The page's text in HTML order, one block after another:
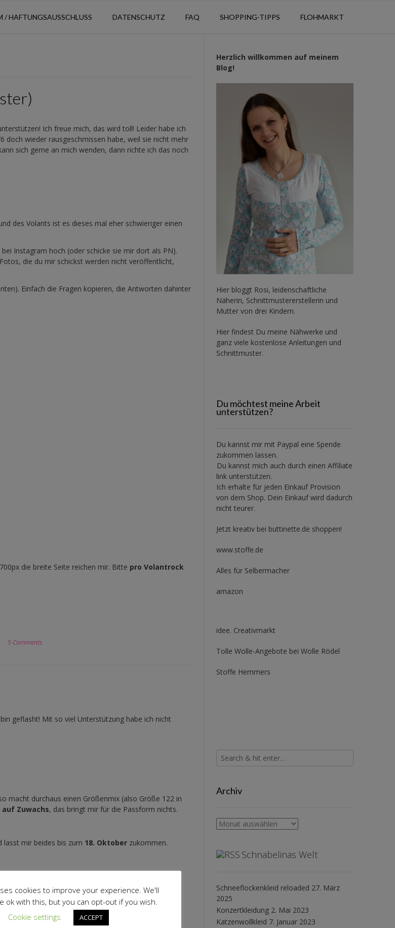
/ HAFTUNGSAUSSCHLUSS DATENSCHUTZ FAQ SHOPPING-TIPPS FLOHMARKT
Ich freue mich, das wird toll! Leider habe ich
doch wieder rausgeschmissen habe, weil sie nicht mehr
sich gerne an mich wenden, dann richte ich das noch
des Volants ist es dieses mal eher schwieriger einen
Instagram hoch (oder schicke sie mir dort als PN).
die du mir schickst werden nicht veröffentlicht,
Einfach die Fragen kopieren, die Antworten dahinter
die breite Seite reichen mir. Bitte pro Volantrock
5 Comments
geflasht! Mit so viel Unterstützung habe ich nicht
macht durchaus einen Größenmix (also Größe 122 in
Zuwachs, das bringt mir für die Passform nichts.
lasst mir beides bis zum 18. Oktober zukommen.
Herzlich willkommen auf meinem
Blog!
Hier bloggt Rosi, leidenschaftliche
Näherin, Schnittmustererstellerin und
Mutter von drei Kindern.
Hier findest Du meine Nähwerke und
ganz viele kostenlose Anleitungen und
Schnittmuster.
Du möchtest meine Arbeit
unterstützen?
Du kannst mir mit Paypal eine Spende
zukommen lassen.
Du kannst mich auch durch einen Affiliate
link unterstützen.
Ich erhalte für jeden Einkauf Provision
von dem Shop. Dein Einkauf wird dadurch
nicht teurer.
Jetzt kreativ bei buttinette.de shoppen!
www.stoffe.de
Alles für Selbermacher
amazon
idee. Creativmarkt
Tolle Wolle-Angebote bei Wolle Rödel
Stoffe Hemmers
Archiv
Archiv
Schnabelinas Welt
Schneeflockenkleid reloaded 27. März
2025
Konzertkleidung 2. Mai 2023
Katzenwollkleid 7. Januar 2023
cookies to improve your experience. We'll
ok with this, but you can opt-out if you wish.
Cookie settings
ACCEPT